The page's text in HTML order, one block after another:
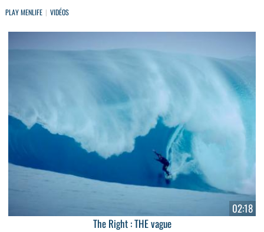
PLAY MENLIFE VIDÉOS
02:18
The Right : THE vague